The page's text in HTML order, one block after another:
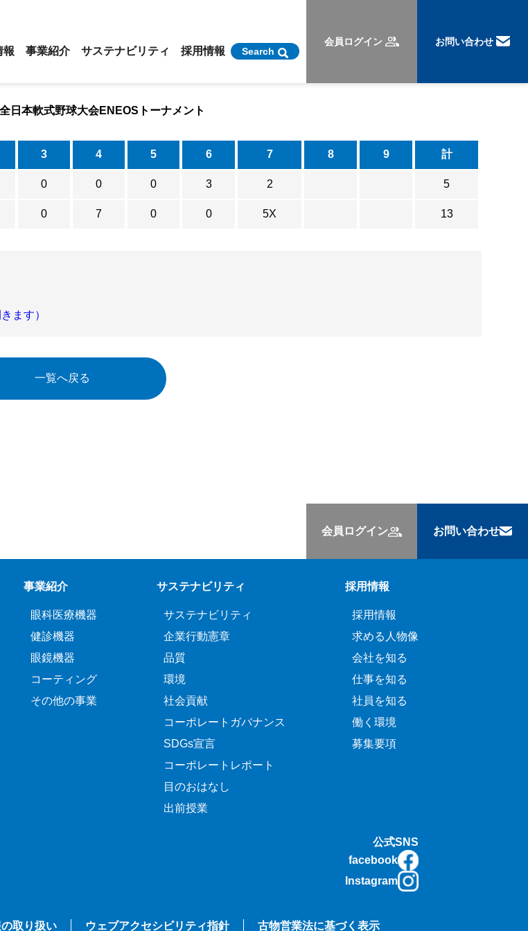
報 事業紹介 サステナビリティ 採用情報 Search
会員ログイン お問い合わせ
日本軟式野球大会ENEOSトーナメント
3 4 5 6 7 8 9 計
0 0 0 3 2 5
0 7 0 0 5X 13
ます）
一覧へ戻る
会員ログイン お問い合わせ
事業紹介
眼科医療機器
健診機器
眼鏡機器
コーティング
その他の事業
サステナビリティ
サステナビリティ
企業行動憲章
品質
環境
社会貢献
コーポレートガバナンス
SDGs宣言
コーポレートレポート
目のおはなし
出前授業
採用情報
採用情報
求める人物像
会社を知る
仕事を知る
社員を知る
働く環境
募集要項
公式SNS
facebook
Instagram
取り扱い ウェブアクセシビリティ指針 古物営業法に基づく表示